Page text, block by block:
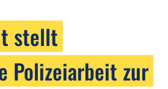
stellt
Polizeiarbeit zur